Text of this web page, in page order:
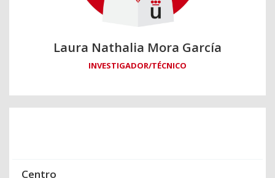
Laura Nathalia Mora García
INVESTIGADOR/TÉCNICO
Centro